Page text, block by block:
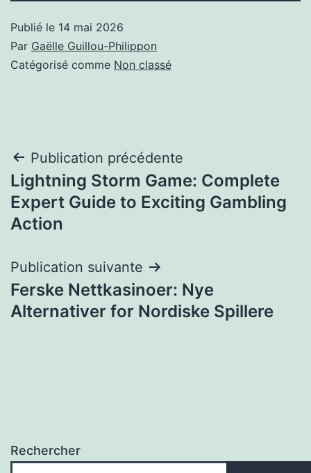
Publié le 14 mai 2026
Par Gaëlle Guillou-Philippon
Catégorisé comme Non classé
Navigation
de
l’article
Publication précédente
Lightning Storm Game: Complete
Expert Guide to Exciting Gambling
Action
Publication suivante
Ferske Nettkasinoer: Nye
Alternativer for Nordiske Spillere
Rechercher